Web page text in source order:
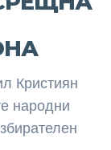
Кристиян
народни